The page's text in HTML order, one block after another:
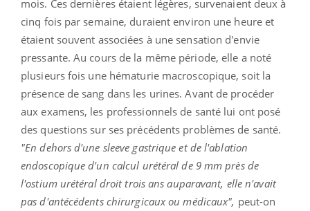
mois. Ces dernières étaient légères, survenaient deux à
cinq fois par semaine, duraient environ une heure et
étaient souvent associées à une sensation d'envie
pressante. Au cours de la même période, elle a noté
plusieurs fois une hématurie macroscopique, soit la
présence de sang dans les urines. Avant de procéder
aux examens, les professionnels de santé lui ont posé
des questions sur ses précédents problèmes de santé.
"En dehors d'une sleeve gastrique et de l'ablation
endoscopique d'un calcul urétéral de 9 mm près de
l'ostium urétéral droit trois ans auparavant, elle n'avait
pas d'antécédents chirurgicaux ou médicaux", peut-on